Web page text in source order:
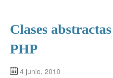
Clases
PHP
4 junio, 2010